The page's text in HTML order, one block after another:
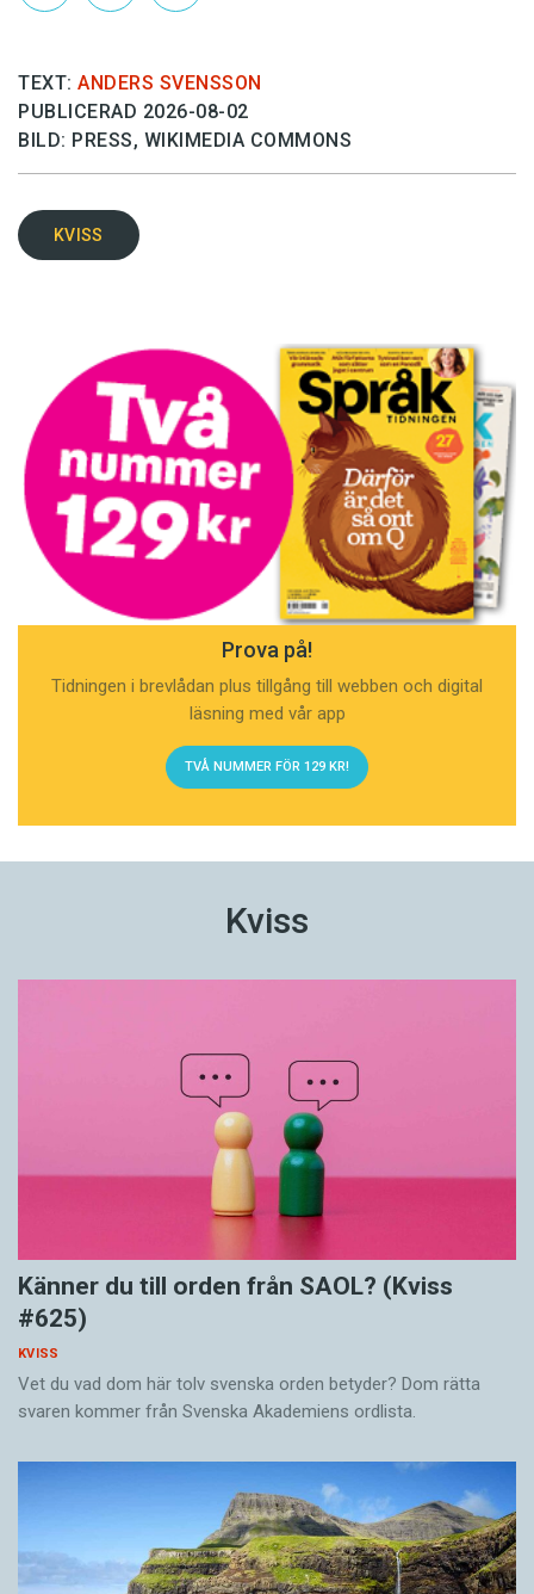
TEXT: ANDERS SVENSSON
PUBLICERAD 2026-08-02
BILD: PRESS, WIKIMEDIA COMMONS
KVISS
Prova på!
Tidningen i brevlådan plus tillgång till webben och digital
läsning med vår app
TVÅ NUMMER FÖR 129 KR!
Kviss
Känner du till orden från SAOL? (Kviss
#625)
KVISS
Vet du vad dom här tolv svenska orden betyder? Dom rätta
svaren kommer från Svenska Akademiens ordlista.